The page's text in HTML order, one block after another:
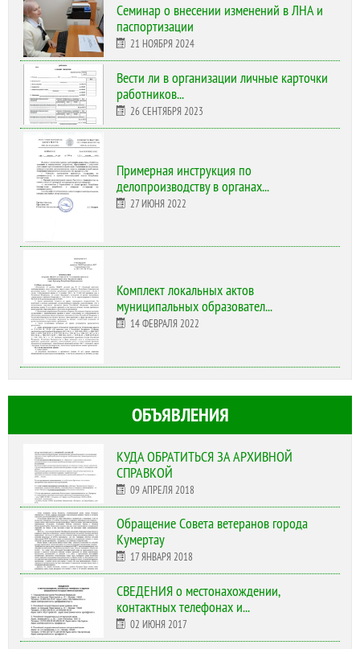
Cеминар о внесении изменений в ЛНА и
паспортизации
21 НОЯБРЯ 2024
Вести ли в организации личные карточки
работников...
26 СЕНТЯБРЯ 2023
Примерная инструкция по
делопроизводству в органах...
27 ИЮНЯ 2022
Комплект локальных актов
муниципальных образовател...
14 ФЕВРАЛЯ 2022
ОБЪЯВЛЕНИЯ
КУДА ОБРАТИТЬСЯ ЗА АРХИВНОЙ
СПРАВКОЙ
09 АПРЕЛЯ 2018
Обращение Совета ветеранов города
Кумертау
17 ЯНВАРЯ 2018
СВЕДЕНИЯ о местонахождении,
контактных телефонах и...
02 ИЮНЯ 2017